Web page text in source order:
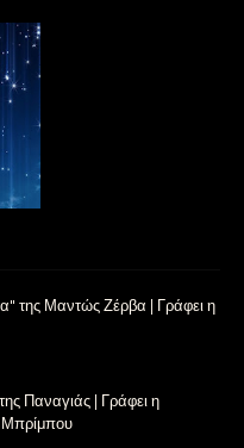
της Μαντώς Ζέρβα | Γράφει η
Παναγιάς | Γράφει η
Μπρίμπου